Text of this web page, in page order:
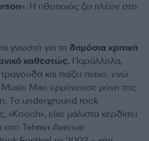
». Η ηθοποιός ζει πλέον στο
γνωστή για τη δημόσια κριτική
καθεστώς. Παράλληλα,
και παίζει πιάνο, ενώ
Music Man ερμήνευσε μόνη της
Το underground rock
«Kooch», είχε μάλιστα κερδίσει
Tehran Avenue